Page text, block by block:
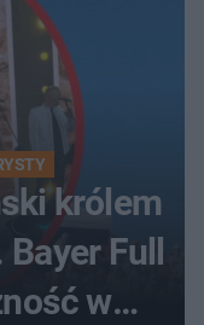
królem
Full
w